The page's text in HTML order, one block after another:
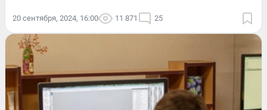
20 сентября, 2024, 16:00 11 871 25